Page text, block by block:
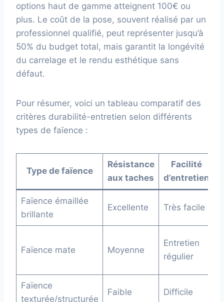
options haut de gamme atteignent 100€ ou
plus. Le coût de la pose, souvent réalisé par un
professionnel qualifié, peut représenter jusqu’à
50% du budget total, mais garantit la longévité
du carrelage et le rendu esthétique sans
défaut.
Pour résumer, voici un tableau comparatif des
critères durabilité-entretien selon différents
types de faïence :
Type de faïence
Résistance
aux taches
Facilité
d’entretien
Faïence émaillée
brillante
Excellente Très facile
Faïence mate Moyenne
Entretien
régulier
Faïence
texturée/structurée
Faible Difficile